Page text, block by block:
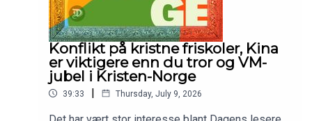
Konflikt på kristne friskoler, Kina
er viktigere enn du tror og VM-
jubel i Kristen-Norge
39:33 | Thursday, July 9, 2026